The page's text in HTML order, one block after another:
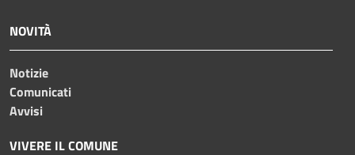
NOVITÀ
Notizie
Comunicati
Avvisi
VIVERE IL COMUNE